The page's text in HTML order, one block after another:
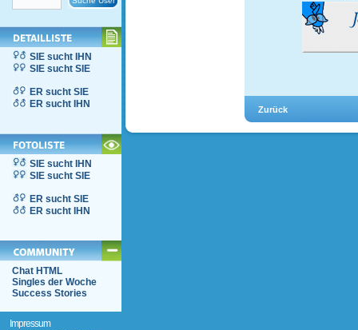
SIE sucht IHN
SIE sucht SIE
ER sucht SIE
ER sucht IHN
SIE sucht IHN
SIE sucht SIE
ER sucht SIE
ER sucht IHN
Chat HTML
Singles der Woche
Success Stories
Impressum